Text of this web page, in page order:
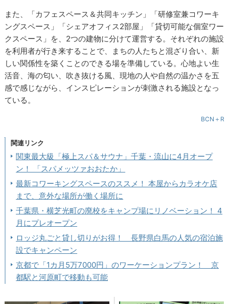
また、「カフェスペース＆共同キッチン」「研修室兼コワーキ
ングスペース」「シェアオフィス2部屋」「貸切可能な個室ワー
クスペース」を、2つの建物に分けて運営する。それぞれの施設
を利用者が行き来することで、まちの人たちと混ざり合い、新
しい関係性を築くことのできる場を準備している。心地よい生
活音、海の匂い、吹き抜ける風、現地の人や自然の温かさを五
感で感じながら、インスピレーションが刺激される施設となっ
ている。
BCN＋R
関連リンク
関東最大級「極上スパ＆サウナ」千葉・流山に4月オープ
ン！ 「スパメッツァおおたか」
最新コワーキングスペースのススメ！ 本屋からカラオケ店
まで、意外な場所が働く場所に
千葉県・横芝光町の廃校をキャンプ場にリノベーション！ 4
月にプレオープン
ロッジ丸ごと貸し切りがお得！ 長野県白馬の人気の宿泊施
設でキャンペーン
京都で「1カ月5万7000円」のワーケーションプラン！ 京
都駅と河原町で移動も可能